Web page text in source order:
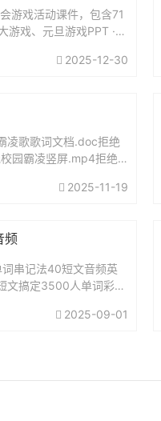
游戏活动课件，包含71
游戏、元旦游戏PPT ·
2025-12-30
凌歌歌词文档.doc拒绝
园霸凌竖屏.mp4拒绝
2025-11-19
频
串记法40短文音频英
搞定3500人单词彩色
2025-09-01